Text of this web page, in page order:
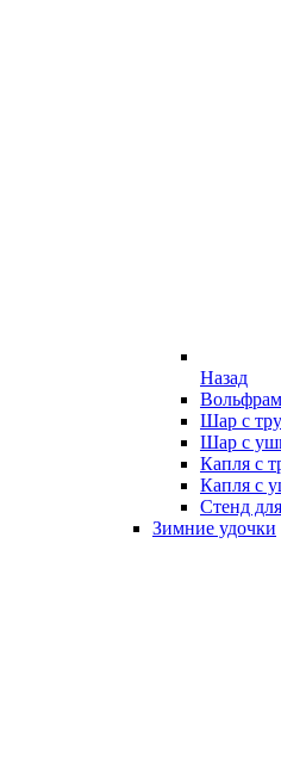
Назад
Шар с
Шар с
Капля с
Капля с
Стенд
Зимние удочки